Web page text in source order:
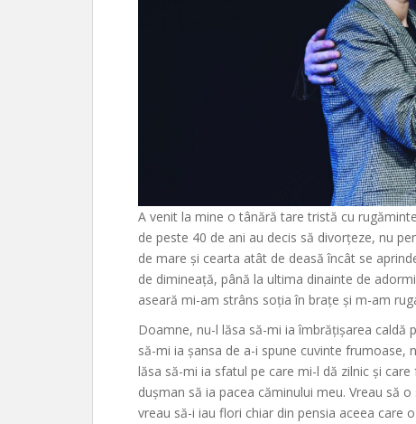
A venit la mine o tânără tare tristă cu
de peste 40 de ani au decis să divorțeze, nu
de mare și cearta atât de deasă încât se
de dimineață, până la ultima dinainte de
aseară mi-am strâns soția în brațe și m-am
Doamne, nu-l lăsa să-mi ia îmbrățișarea caldă
să-mi ia șansa de a-i spune cuvinte frumoase,
lăsa să-mi ia sfatul pe care mi-l dă zilnic și
dușman să ia pacea căminului meu. Vreau să
vreau să-i iau flori chiar din pensia aceea care